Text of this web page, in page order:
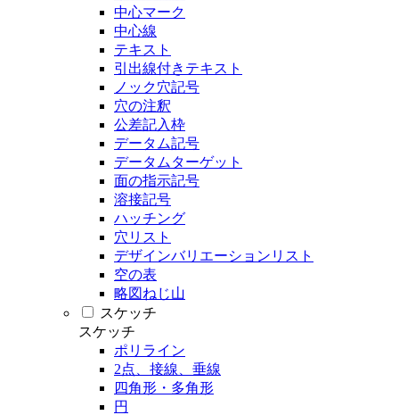
中心マーク
中心線
テキスト
引出線付きテキスト
ノック穴記号
穴の注釈
公差記入枠
データム記号
データムターゲット
面の指示記号
溶接記号
ハッチング
穴リスト
デザインバリエーションリスト
空の表
略図ねじ山
スケッチ
スケッチ
ポリライン
2点、接線、垂線
四角形・多角形
円